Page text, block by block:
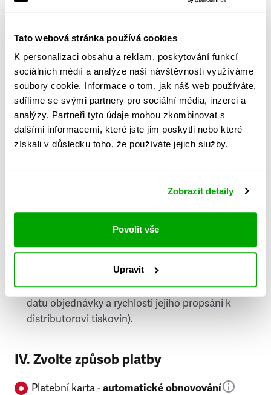
Tato webová stránka používá cookies
K personalizaci obsahu a reklam, poskytování funkcí
sociálních médií a analýze naší návštěvnosti využíváme
soubory cookie. Informace o tom, jak náš web používáte,
sdílíme se svými partnery pro sociální média, inzerci a
analýzy. Partneři tyto údaje mohou zkombinovat s
dalšími informacemi, které jste jim poskytli nebo které
získali v důsledku toho, že používáte jejich služby.
Zobrazit detaily
Povolit vše
Upravit
Město
PSČ
Stát
doručování týdeníku Respekt v tištěné verzi, na
první vydání ve vaší schránce se můžete těšit
příští, nejpozději přespříští týden (v závislosti na
datu objednávky a rychlosti jejího propsání k
distributorovi tiskovin).
IV. Zvolte způsob platby
Platební karta -automatické obnovování